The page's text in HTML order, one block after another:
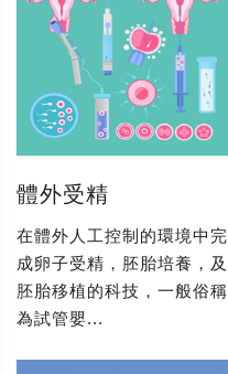
體外受精
在體外人工控制的環境中完
成卵子受精，胚胎培養，及
胚胎移植的科技，一般俗稱
為試管嬰...